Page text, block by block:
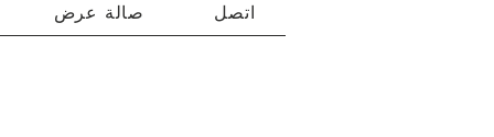
صالة عرض اتصل